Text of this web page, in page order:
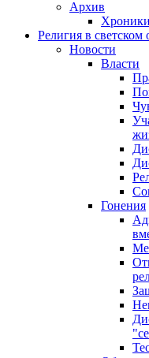
Архив
Религия в светском
Новости
Власти
Гонения